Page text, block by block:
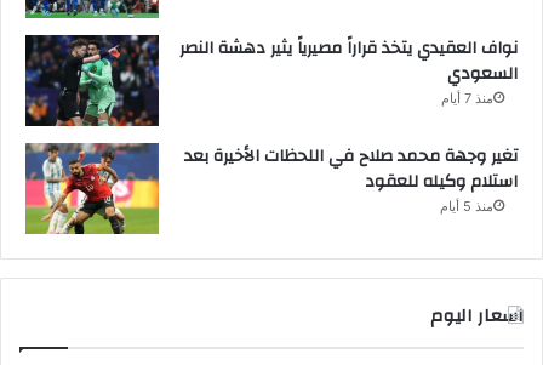
نواف العقيدي يتخذ قراراً مصيرياً يثير دهشة النصر
السعودي
منذ 7 أيام
تغير وجهة محمد صلاح في اللحظات الأخيرة بعد
استلام وكيله للعقود
منذ 5 أيام
اسعار اليوم